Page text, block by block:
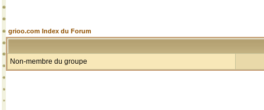
grioo.com Index du Forum
Non-membre du groupe